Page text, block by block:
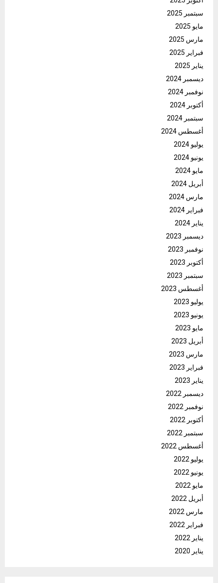
سبتمبر 2025
مايو 2025
مارس 2025
فبراير 2025
يناير 2025
ديسمبر 2024
نوفمبر 2024
أكتوبر 2024
سبتمبر 2024
أغسطس 2024
يوليو 2024
يونيو 2024
مايو 2024
أبريل 2024
مارس 2024
فبراير 2024
يناير 2024
ديسمبر 2023
نوفمبر 2023
أكتوبر 2023
سبتمبر 2023
أغسطس 2023
يوليو 2023
يونيو 2023
مايو 2023
أبريل 2023
مارس 2023
فبراير 2023
يناير 2023
ديسمبر 2022
نوفمبر 2022
أكتوبر 2022
سبتمبر 2022
أغسطس 2022
يوليو 2022
يونيو 2022
مايو 2022
أبريل 2022
مارس 2022
فبراير 2022
يناير 2022
يناير 2020